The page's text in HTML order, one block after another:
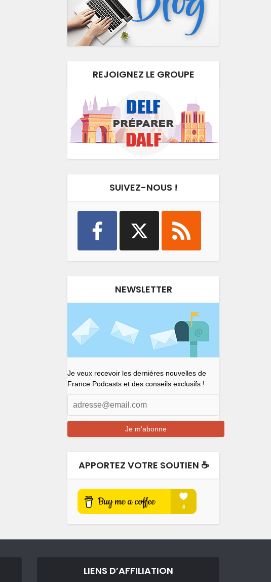
REJOIGNEZ LE GROUPE
SUIVEZ-NOUS !
NEWSLETTER
Je veux recevoir les dernières nouvelles de
France Podcasts et des conseils exclusifs !
APPORTEZ VOTRE SOUTIEN ☕️
LIENS D’AFFILIATION